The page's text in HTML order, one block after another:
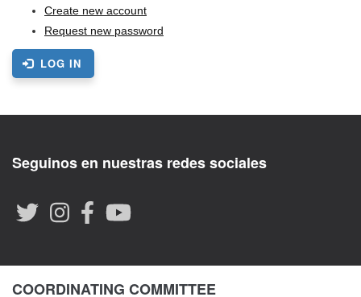
Create new account
Request new password
LOG IN
Seguinos en nuestras redes sociales
COORDINATING COMMITTEE